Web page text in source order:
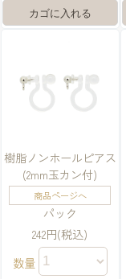
樹脂ノンホールピアス
(2mm玉カン付)
商品ページへ
パック
242円(税込)
数量